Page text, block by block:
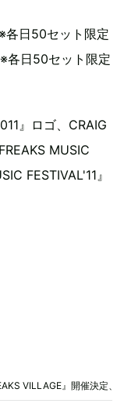
各日50セット限定
各日50セット限定
』ロゴ、CRAIG
MUSIC
FESTIVAL'11』
VILLAGE』開催決定、